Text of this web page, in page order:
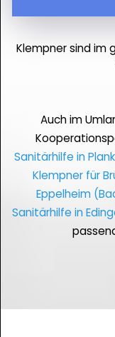
Klempner sind im
Auch im
Sanitärhilfe in
Klempner für
Eppelheim
Sanitärhilfe in